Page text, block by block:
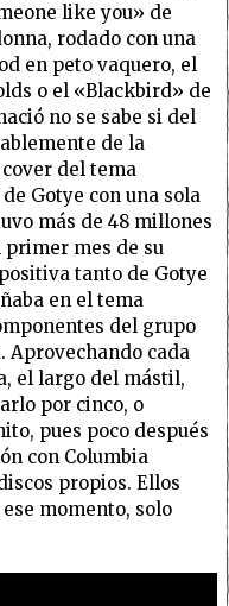
like you» de
rodado con una
en peto vaquero, el
o el «Blackbird» de
no se sabe si del
de la
del tema
Gotye con una sola
más de 48 millones
primer mes de su
tanto de Gotye
en el tema
del grupo
Aprovechando cada
el largo del mástil,
por cinco, o
pues poco después
con Columbia
propios. Ellos
momento, solo